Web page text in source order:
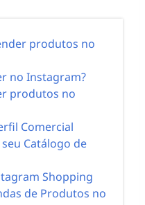
produtos no
no Instagram?
produtos no
Comercial
Catálogo de
Shopping
de Produtos no